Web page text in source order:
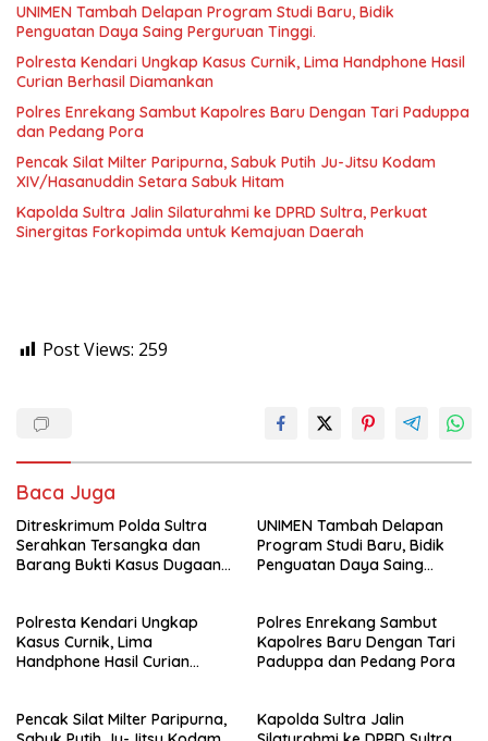
UNIMEN Tambah Delapan Program Studi Baru, Bidik
Penguatan Daya Saing Perguruan Tinggi.
Polresta Kendari Ungkap Kasus Curnik, Lima Handphone Hasil
Curian Berhasil Diamankan
Polres Enrekang Sambut Kapolres Baru Dengan Tari Paduppa
dan Pedang Pora
Pencak Silat Milter Paripurna, Sabuk Putih Ju-Jitsu Kodam
XIV/Hasanuddin Setara Sabuk Hitam
Kapolda Sultra Jalin Silaturahmi ke DPRD Sultra, Perkuat
Sinergitas Forkopimda untuk Kemajuan Daerah
Post Views: 259
Baca Juga
Ditreskrimum Polda Sultra
Serahkan Tersangka dan
Barang Bukti Kasus Dugaan
Kejaksaan
UNIMEN Tambah Delapan
Program Studi Baru, Bidik
Penguatan Daya Saing
Polresta Kendari Ungkap
Kasus Curnik, Lima
Handphone Hasil Curian
Polres Enrekang Sambut
Kapolres Baru Dengan Tari
Paduppa dan Pedang Pora
Pencak Silat Milter Paripurna,
Kapolda Sultra Jalin